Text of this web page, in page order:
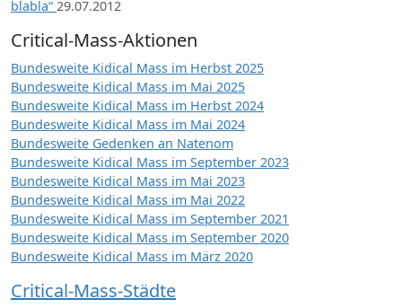
blabla“ 29.07.2012
Critical-Mass-Aktionen
Bundesweite Kidical Mass im Herbst 2025
Bundesweite Kidical Mass im Mai 2025
Bundesweite Kidical Mass im Herbst 2024
Bundesweite Kidical Mass im Mai 2024
Bundesweite Gedenken an Natenom
Bundesweite Kidical Mass im September 2023
Bundesweite Kidical Mass im Mai 2023
Bundesweite Kidical Mass im Mai 2022
Bundesweite Kidical Mass im September 2021
Bundesweite Kidical Mass im September 2020
Bundesweite Kidical Mass im März 2020
Critical-Mass-Städte